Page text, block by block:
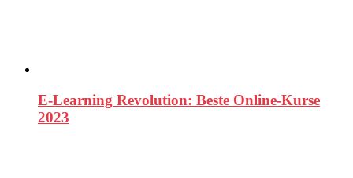
E-Learning Revolution: Beste Online-Kurse
2023